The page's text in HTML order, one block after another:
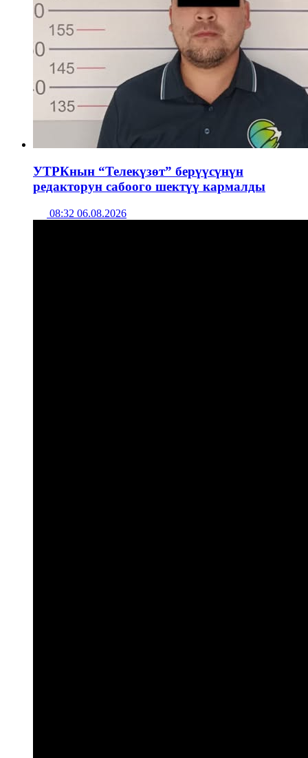
УТРКнын “Телекүзөт” берүүсүнүн
редакторун сабоого шектүү кармалды
08:32 06.08.2026